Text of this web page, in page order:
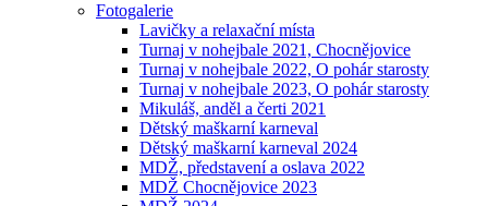
Fotogalerie
Lavičky a relaxační místa
Turnaj v nohejbale 2021, Chocnějovice
Turnaj v nohejbale 2022, O pohár starosty
Turnaj v nohejbale 2023, O pohár starosty
Mikuláš, anděl a čerti 2021
Dětský maškarní karneval
Dětský maškarní karneval 2024
MDŽ, představení a oslava 2022
MDŽ Chocnějovice 2023